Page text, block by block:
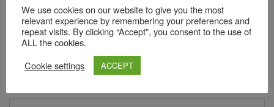
Email*
We use cookies on our website to give you the most
relevant experience by remembering your preferences and
repeat visits. By clicking “Accept”, you consent to the use of
ALL the cookies.
Cookie settings
ACCEPT